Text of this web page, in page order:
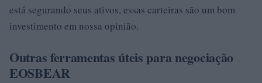
está segurando seus ativos, essas carteiras são um bom
investimento em nossa opinião.
Outras ferramentas úteis para negociação
EOSBEAR